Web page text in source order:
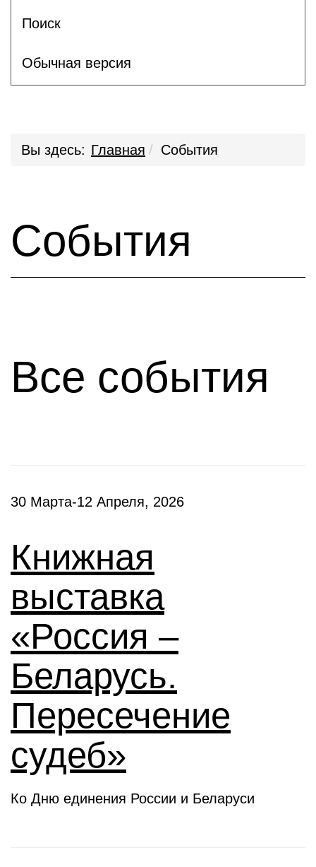
Поиск
Обычная версия
Вы здесь: Главная События
События
Все события
30 Марта-12 Апреля, 2026
Книжная
выставка
«Россия –
Беларусь.
Пересечение
судеб»
Ко Дню единения России и Беларуси